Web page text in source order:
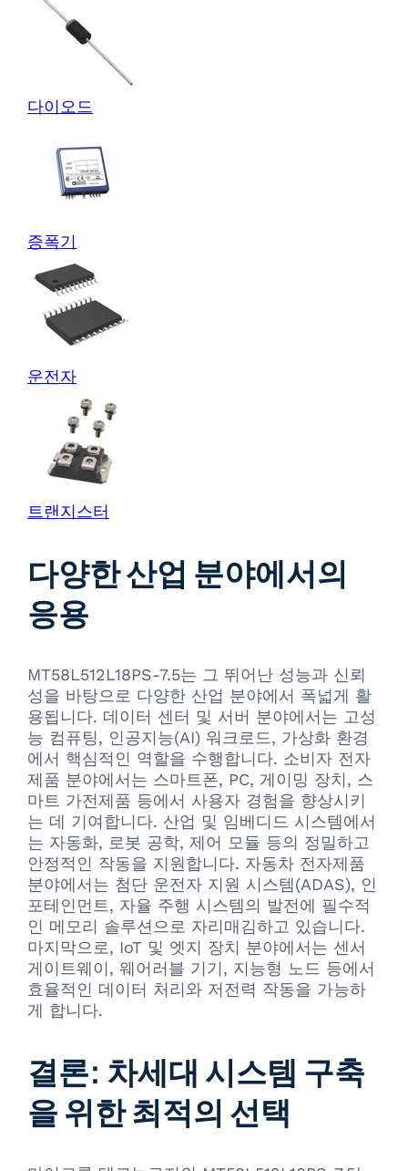
다이오드
증폭기
운전자
트랜지스터
다양한 산업 분야에서의
응용
MT58L512L18PS-7.5는 그 뛰어난 성능과 신뢰
성을 바탕으로 다양한 산업 분야에서 폭넓게 활
용됩니다. 데이터 센터 및 서버 분야에서는 고성
능 컴퓨팅, 인공지능(AI) 워크로드, 가상화 환경
에서 핵심적인 역할을 수행합니다. 소비자 전자
제품 분야에서는 스마트폰, PC, 게이밍 장치, 스
마트 가전제품 등에서 사용자 경험을 향상시키
는 데 기여합니다. 산업 및 임베디드 시스템에서
는 자동화, 로봇 공학, 제어 모듈 등의 정밀하고
안정적인 작동을 지원합니다. 자동차 전자제품
분야에서는 첨단 운전자 지원 시스템(ADAS), 인
포테인먼트, 자율 주행 시스템의 발전에 필수적
인 메모리 솔루션으로 자리매김하고 있습니다.
마지막으로, IoT 및 엣지 장치 분야에서는 센서
게이트웨이, 웨어러블 기기, 지능형 노드 등에서
효율적인 데이터 처리와 저전력 작동을 가능하
게 합니다.
결론: 차세대 시스템 구축
을 위한 최적의 선택